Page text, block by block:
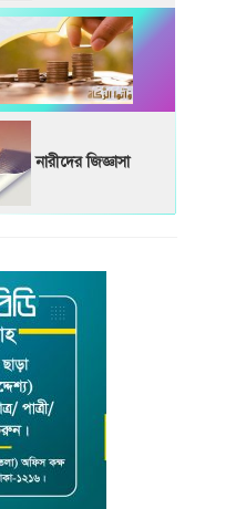
নারীদের জিজ্ঞাসা